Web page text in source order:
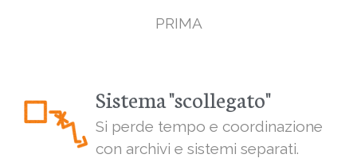
PRIMA
Sistema "scollegato"
Si perde tempo e coordinazione
con archivi e sistemi separati.